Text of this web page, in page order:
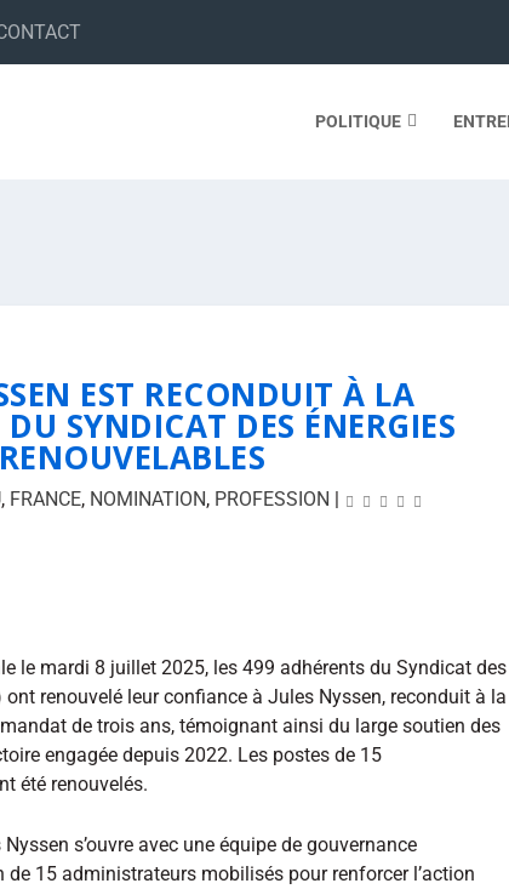
POLITIQUE
EST RECONDUIT À LA
DU SYNDICAT DES ÉNERGIES
RENOUVELABLES
, FRANCE, NOMINATION, PROFESSION |
le mardi 8 juillet 2025, les 499 adhérents du Syndicat des
ont renouvelé leur confiance à Jules Nyssen, reconduit à la
de trois ans, témoignant ainsi du large soutien des
engagée depuis 2022. Les postes de 15
été renouvelés.
s’ouvre avec une équipe de gouvernance
de 15 administrateurs mobilisés pour renforcer l’action